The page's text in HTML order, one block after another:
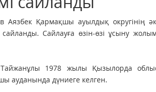
Аязбек Қармақшы ауылдық округінің
сайланды. Сайлауға өзін-өзі ұсыну
Тайжанұлы 1978 жылы Қызылорда
ауданында дүниеге келген.